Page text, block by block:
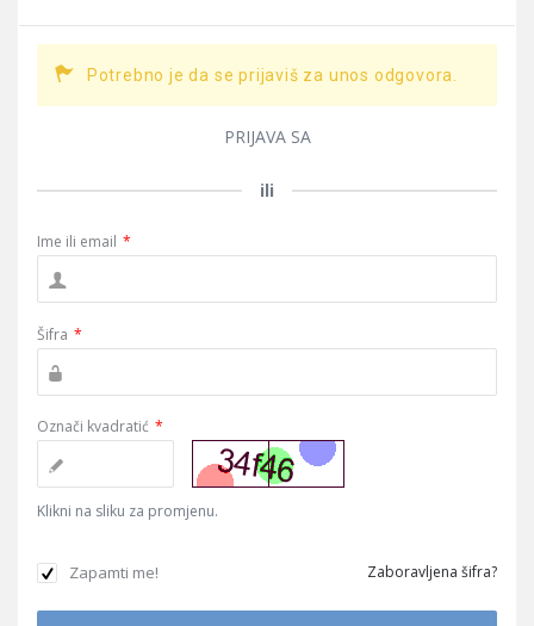
Potrebno je da se prijaviš za unos odgovora.
PRIJAVA SA
ili
Ime ili email *
Šifra *
Označi kvadratić *
Klikni na sliku za promjenu.
Zapamti me! Zaboravljena šifra?